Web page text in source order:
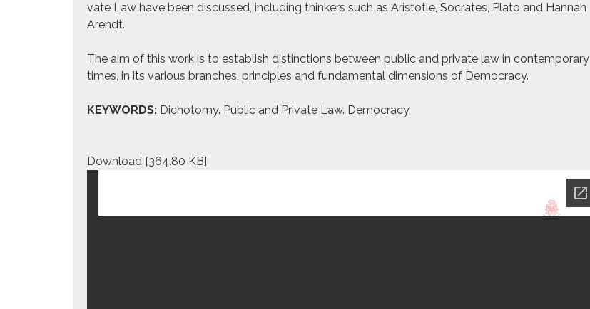
vate Law have been dis­cussed, includ­ing thinkers such as Aris­to­tle, Socrates, Pla­to and Han­nah
Arendt.
The aim of this work is to estab­lish dis­tinc­tions between pub­lic and pri­vate law in con­tem­po­rary
times, in its var­i­ous branch­es, prin­ci­ples and fun­da­men­tal dimen­sions of Democ­ra­cy.
KEYWORDS: Dichoto­my. Pub­lic and Pri­vate Law. Democ­ra­cy.
Down­load [364.80 KB]